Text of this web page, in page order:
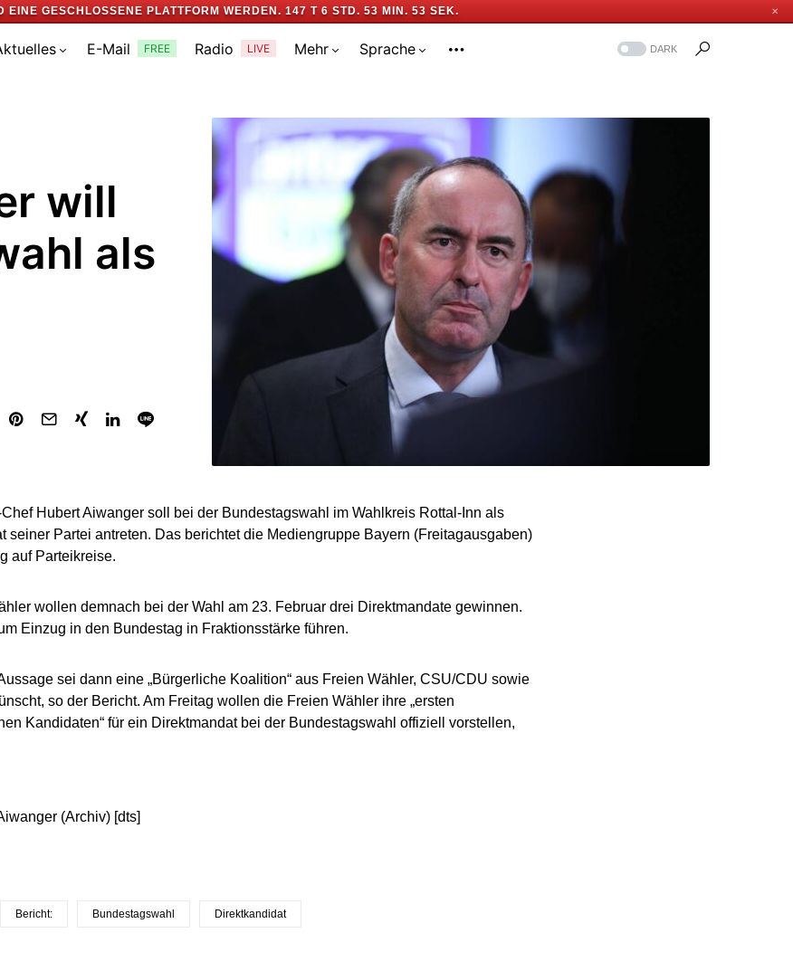
EINE GESCHLOSSENE PLATTFORM WERDEN. 147 T 6 STD. 53 MIN. 52 SEK. ✕
E-Mail FREE Radio LIVE Mehr Sprache DARK
will
als
Hubert Aiwanger soll bei der Bundestagswahl im Wahlkreis Rottal-Inn als
seiner Partei antreten. Das berichtet die Mediengruppe Bayern (Freitagausgaben)
auf Parteikreise.
wollen demnach bei der Wahl am 23. Februar drei Direktmandate gewinnen.
Einzug in den Bundestag in Fraktionsstärke führen.
sei dann eine „Bürgerliche Koalition“ aus Freien Wähler, CSU/CDU sowie
so der Bericht. Am Freitag wollen die Freien Wähler ihre „ersten
Kandidaten“ für ein Direktmandat bei der Bundestagswahl offiziell vorstellen,
(Archiv) [dts]
Bericht: Bundestagswahl Direktkandidat